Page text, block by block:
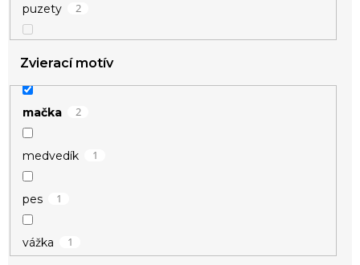
puzety 2
Zvierací motív
mačka 2
medvedík 1
pes 1
vážka 1